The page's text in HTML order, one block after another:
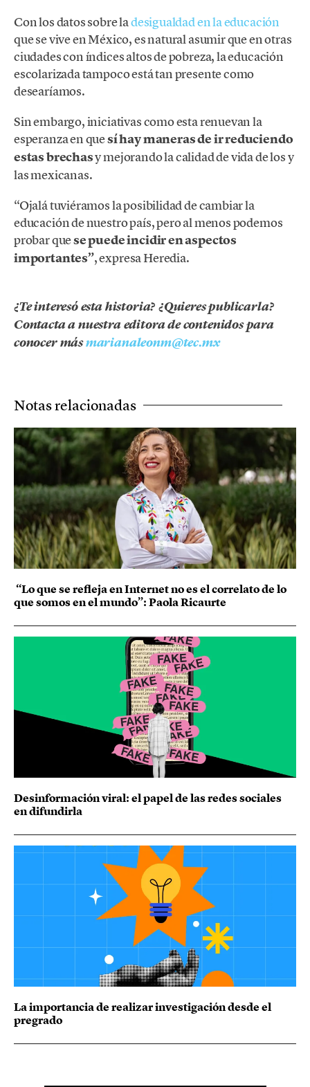
Con los datos sobre ladesigualdad en la educación
que se vive en México, es natural asumir que en otras
ciudades con índices altos de pobreza, la educación
escolarizada tampoco está tan presente como
desearíamos.
Sin embargo, iniciativas como esta renuevan la
esperanza en quesí hay maneras de ir reduciendo
estas brechasy mejorando la calidad de vida de los y
las mexicanas.
“Ojalá tuviéramos la posibilidad de cambiar la
educación de nuestro país, pero al menos podemos
probar quese puede incidir en aspectos
importantes”, expresa Heredia.
¿Te interesó esta historia? ¿Quieres publicarla?
Contacta a nuestra editora de contenidos para
conocer másmarianaleonm@tec.mx
Notas relacionadas
“Lo que se refleja en Internet no es el correlato de lo
que somos en el mundo”: Paola Ricaurte
Desinformación viral: el papel de las redes sociales
en difundirla
La importancia de realizar investigación desde el
pregrado